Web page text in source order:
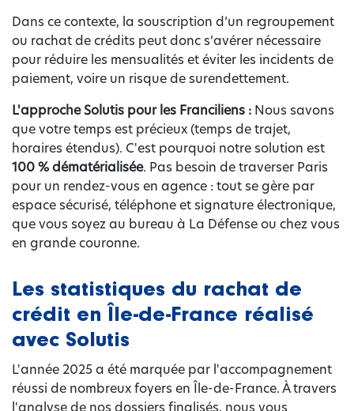
Dans ce contexte, la souscription d’un regroupement
ou rachat de crédits peut donc s’avérer nécessaire
pour réduire les mensualités et éviter les incidents de
paiement, voire un risque de surendettement.
L'approche Solutis pour les Franciliens : Nous savons
que votre temps est précieux (temps de trajet,
horaires étendus). C'est pourquoi notre solution est
100 % dématérialisée. Pas besoin de traverser Paris
pour un rendez-vous en agence : tout se gère par
espace sécurisé, téléphone et signature électronique,
que vous soyez au bureau à La Défense ou chez vous
en grande couronne.
Les statistiques du rachat de
crédit en Île-de-France réalisé
avec Solutis
L'année 2025 a été marquée par l'accompagnement
réussi de nombreux foyers en Île-de-France. À travers